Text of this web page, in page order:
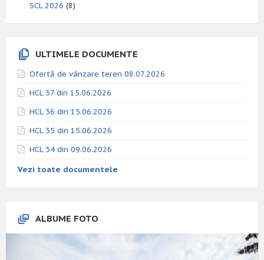
SCL 2026 (8)
ULTIMELE DOCUMENTE
Ofertă de vânzare teren 08.07.2026
HCL 37 din 15.06.2026
HCL 36 din 15.06.2026
HCL 35 din 15.06.2026
HCL 34 din 09.06.2026
Vezi toate documentele
ALBUME FOTO